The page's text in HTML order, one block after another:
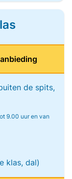
de spits,
9.00 uur en van
klas, dal)